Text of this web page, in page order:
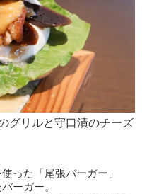
グリルと守口漬のチーズ
った「尾張バーガー」
ーガー。